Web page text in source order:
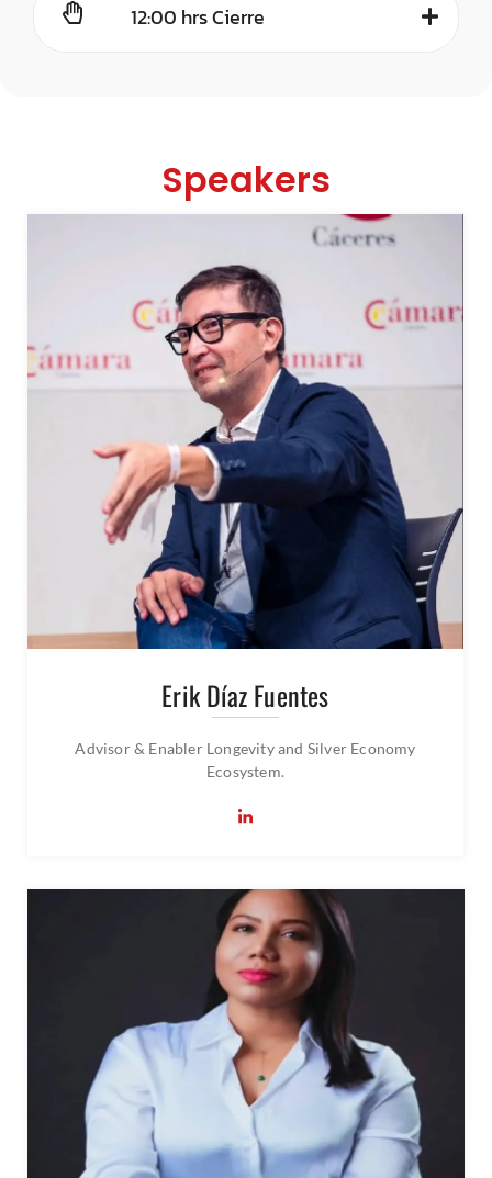
12:00 hrs Cierre
Speakers
Erik Díaz Fuentes
Advisor & Enabler Longevity and Silver Economy
Ecosystem.